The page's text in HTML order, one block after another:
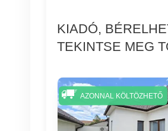
KIADÓ,
TEKINTSE MEG
AZONNAL KÖLTÖZHETŐ